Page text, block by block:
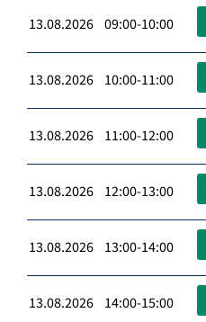
13.08.2026 09:00-10:00
13.08.2026 10:00-11:00
13.08.2026 11:00-12:00
13.08.2026 12:00-13:00
13.08.2026 13:00-14:00
13.08.2026 14:00-15:00